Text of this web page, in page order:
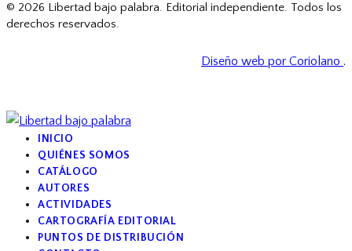
© 2026 Libertad bajo palabra. Editorial independiente. Todos los
derechos reservados.
Diseño web por Coriolano .
INICIO
QUIÉNES SOMOS
CATÁLOGO
AUTORES
ACTIVIDADES
CARTOGRAFÍA EDITORIAL
PUNTOS DE DISTRIBUCIÓN